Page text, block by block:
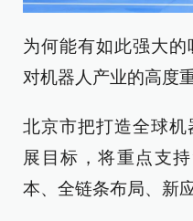
为何能有如此强大
对机器人产业的高度重
北京市把打造全球
展目标，将重点支
本、全链条布局、新